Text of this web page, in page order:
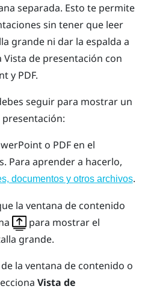
separada. Esto te permite
sin tener que leer
grande ni dar la espalda a
Vista de presentación con
y PDF.
seguir para mostrar un
presentación:
o PDF en el
Para aprender a hacerlo,
documentos y otros archivos.
la ventana de contenido
para mostrar el
grande.
la ventana de contenido o
Vista de